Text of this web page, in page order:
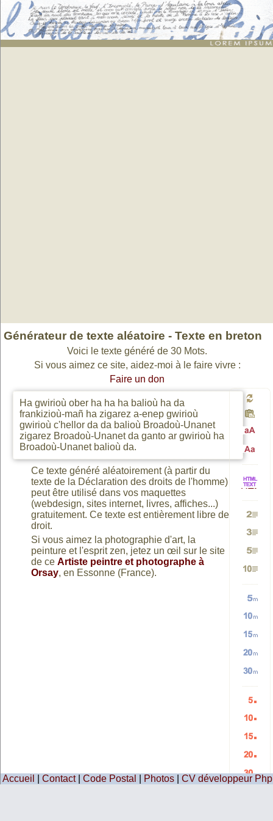
Texte breton: génération de 30 mots
Générateur de texte aléatoire - Texte en breton
Voici le texte généré de 30 Mots.
Si vous aimez ce site, aidez-moi à le faire vivre :
Faire un don
un
en
en
HTML
vers
TEXTE
et
TEXTE
vers
HTML
2
3
5
10
5
mots
10
mots
15
mots
20
mots
30
mots
5
listes
10
15
Ha gwirioù ober ha ha ha balioù ha da
frankizioù-mañ ha zigarez a-enep gwirioù
gwirioù c'hellor da da balioù Broadoù-Unanet
zigarez Broadoù-Unanet da ganto ar gwirioù ha
Broadoù-Unanet balioù da.
Ce texte généré aléatoirement (à partir du
texte de la Déclaration des droits de l'homme)
peut être utilisé dans vos maquettes
(webdesign, sites internet, livres, affiches...)
gratuitement. Ce texte est entièrement libre de
droit.
Si vous aimez la photographie d'art, la
peinture et l'esprit zen, jetez un œil sur le site
de ce Artiste peintre et photographe à
Orsay, en Essonne (France).
Accueil Contact| Code Postal Photos| CV développeur Php